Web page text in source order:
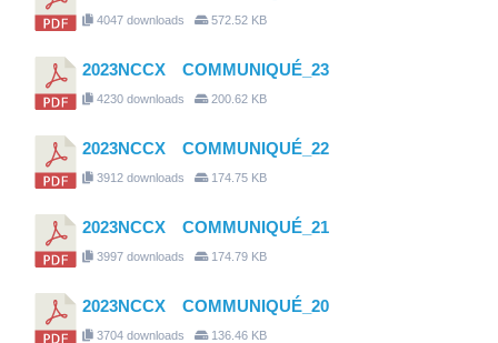
4047 downloads 572.52 KB
2023NCCX COMMUNIQUÉ_23
4230 downloads 200.62 KB
2023NCCX COMMUNIQUÉ_22
3912 downloads 174.75 KB
2023NCCX COMMUNIQUÉ_21
3997 downloads 174.79 KB
2023NCCX COMMUNIQUÉ_20
3704 downloads 136.46 KB